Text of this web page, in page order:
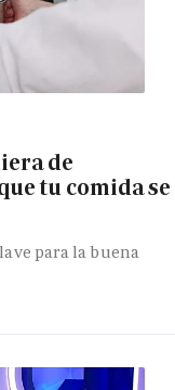
de
tu comida se
para la buena